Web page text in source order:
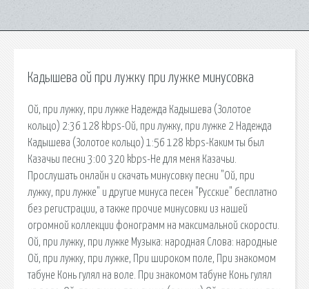
Кадышева ой при лужку при лужке минусовка
Ой, при лужку, при лужке Надежда Кадышева (Золотое
кольцо) 2:36 128 kbps-Ой, при лужку, при лужке 2 Надежда
Кадышева (Золотое кольцо) 1:56 128 kbps-Каким ты был
Казачьи песни 3:00 320 kbps-Не для меня Казачьи.
Прослушать онлайн и скачать минусовку песни "Ой, при
лужку, при лужке" и другие минуса песен "Русские" бесплатно
без регистрации, а также прочие минусовки из нашей
огромной коллекции фонограмм на максимальной скорости.
Ой, при лужку, при лужке Музыка: народная Слова: народные
Ой, при лужку, при лужке, При широком поле, При знакомом
табуне Конь гулял на воле. При знакомом табуне Конь гулял